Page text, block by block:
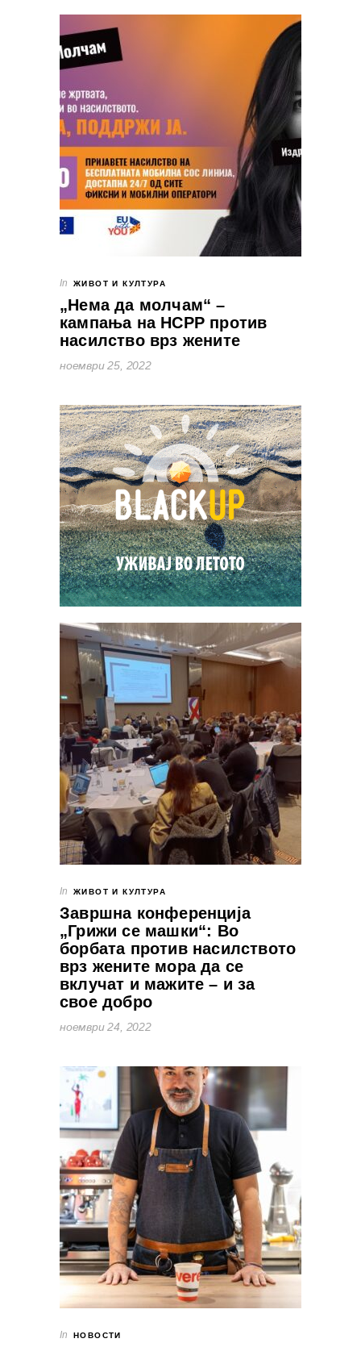
In ЖИВОТ И КУЛТУРА
„Нема да молчам“ –
кампања на НСРР против
насилство врз жените
ноември 25, 2022
In ЖИВОТ И КУЛТУРА
Завршна конференција
„Грижи се машки“: Во
борбата против насилството
врз жените мора да се
вклучат и мажите – и за
свое добро
ноември 24, 2022
In НОВОСТИ